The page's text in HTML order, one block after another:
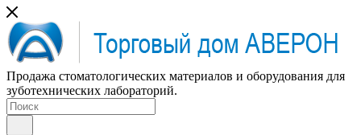
Продажа стоматологических материалов и оборудования для
зуботехнических лабораторий.